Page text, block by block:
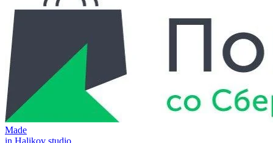
Made
in Halikov studio